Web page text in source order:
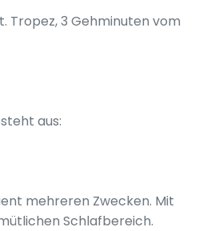
Tropez, 3 Gehminuten vom
aus:
mehreren Zwecken. Mit
Schlafbereich.